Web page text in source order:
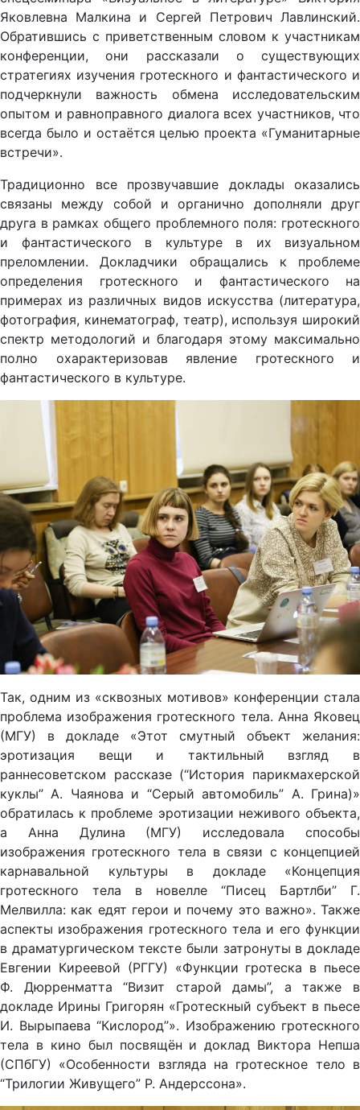
Яковлевна Малкина и Сергей Петрович Лавлинский.
Обратившись с приветственным словом к участникам
конференции, они рассказали о существующих
стратегиях изучения гротескного и фантастического и
подчеркнули важность обмена исследовательским
опытом и равноправного диалога всех участников, что
всегда было и остаётся целью проекта «Гуманитарные
встречи».
Традиционно все прозвучавшие доклады оказались
связаны между собой и органично дополняли друг
друга в рамках общего проблемного поля: гротескного
и фантастического в культуре в их визуальном
преломлении. Докладчики обращались к проблеме
определения гротескного и фантастического на
примерах из различных видов искусства (литература,
фотография, кинематограф, театр), используя широкий
спектр методологий и благодаря этому максимально
полно охарактеризовав явление гротескного и
фантастического в культуре.
Так, одним из «сквозных мотивов» конференции стала
проблема изображения гротескного тела. Анна Яковец
(МГУ) в докладе «Этот смутный объект желания:
эротизация вещи и тактильный взгляд в
раннесоветском рассказе (“История парикмахерской
куклы” А. Чаянова и “Серый автомобиль” А. Грина)»
обратилась к проблеме эротизации неживого объекта,
а Анна Дулина (МГУ) исследовала способы
изображения гротескного тела в связи с концепцией
карнавальной культуры в докладе «Концепция
гротескного тела в новелле “Писец Бартлби” Г.
Мелвилла: как едят герои и почему это важно». Также
аспекты изображения гротескного тела и его функции
в драматургическом тексте были затронуты в докладе
Евгении Киреевой (РГГУ) «Функции гротеска в пьесе
Ф. Дюрренматта “Визит старой дамы”, а также в
докладе Ирины Григорян «Гротескный субъект в пьесе
И. Вырыпаева “Кислород”». Изображению гротескного
тела в кино был посвящён и доклад Виктора Непша
(СПбГУ) «Особенности взгляда на гротескное тело в
“Трилогии Живущего” Р. Андерссона».